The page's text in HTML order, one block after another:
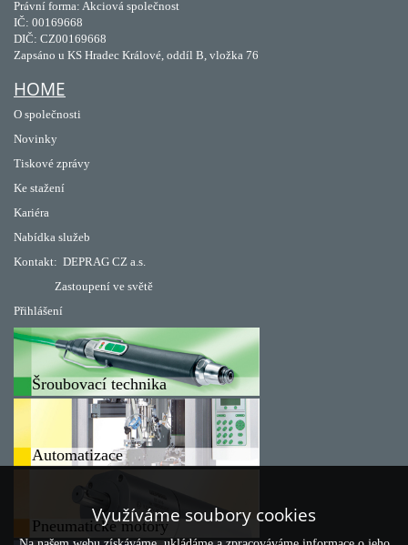
Právní forma: Akciová společnost
IČ: 00169668
DIČ: CZ00169668
Zapsáno u KS Hradec Králové, oddíl B, vložka 76
HOME
O společnosti
Novinky
Tiskové zprávy
Ke stažení
Kariéra
Nabídka služeb
Kontakt: DEPRAG CZ a.s.
Zastoupení ve světě
Přihlášení
Šroubovací technika
Automatizace
Pneumatické motory
Využíváme soubory cookies